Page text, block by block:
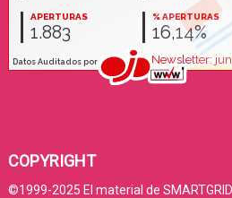
COPYRIGHT
©1999-2025 El material de